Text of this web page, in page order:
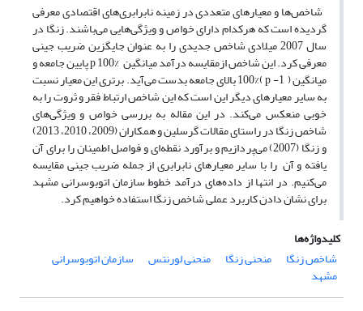
شاخص‌ها و معیارهای متعددی در زمینه نابرابری‌‌های اقتصادی معرفی
گردیده است که هرکدام دارای خواص و ویژگی‌هایی می‌باشند. زنگا در
سال 2007 میلادی شاخص جدیدی را به عنوان جایگزین ضریب جینی
معرفی کرد. این شاخص ازمقایسه درآمد میانگین p 100% ‎ پایین جامعه و
میانگین ( p -1 ‎ )100% بالای جامعه بدست می‌آید. برتری این معیار نسبت
به سایر معیارهای دیگر این است که این شاخص ارتباط فقر و ثروت را به
خوبی منعکس می‌کند. در این مقاله به بررسی خواص و ویژگی‌های
شاخص زنگا در راستای مقالات گرسلین و همکاران (2009، 2010، 2013)
و زنگا (2007) ‏می‌پردازیم و برآورد نقطه‌ای و فواصل اطمینان را برای آن
یافته و آن ‌ را با سایر معیارهای نابرابری از جمله ضریب جینی مقایسه
می‌کنیم. در انتها از داده‌‌های درآمد خطوط سازمان اتوبوسرانی مشهد
برای نشان دادن کاربرد عملی شاخص زنگا استفاده خواهیم کرد.
کلیدواژه‌ها
شاخص زنگا
منحنی زنگا منحنی لورنتس سازمان اتوبوسرانی
مشهد